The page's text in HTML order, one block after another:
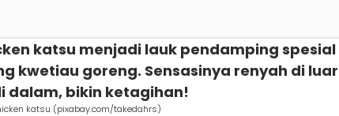
katsu menjadi lauk pendamping
kwetiau goreng. Sensasinya renyah di
dalam, bikin ketagihan!
katsu (pixabay.com/takedahrs)